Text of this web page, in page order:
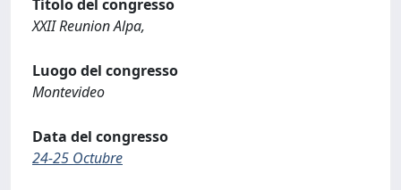
Titolo del congresso
XXII Reunion Alpa,
Luogo del congresso
Montevideo
Data del congresso
24-25 Octubre